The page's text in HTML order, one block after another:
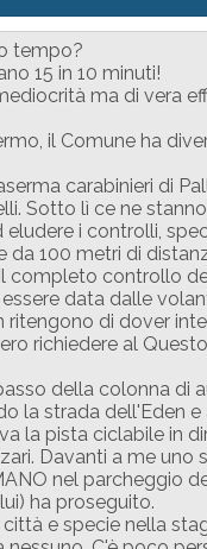
tempo?
15 in 10 minuti!
ma di vera
il Comune ha
carabinieri di
Sotto lì ce ne
eludere i controlli,
da 100 metri di
completo controllo
data dalle
di dover
richiedere al
della colonna di
la strada dell'Eden
la pista ciclabile in
Davanti a me uno
nel parcheggio
ha proseguito.
e specie nella